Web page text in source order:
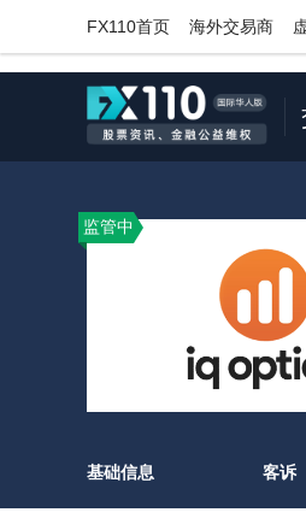
FX110首页
海外交易商
监管中
基础信息 客诉